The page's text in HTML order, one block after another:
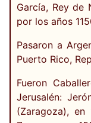
García, Rey de
por los años
Pasaron a
Puerto Rico,
Fueron
Jerusalén:
(Zaragoza),